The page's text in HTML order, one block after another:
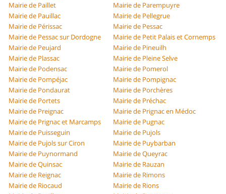
Mairie de Paillet
Mairie de Parempuyre
Mairie de Pauillac
Mairie de Pellegrue
Mairie de Périssac
Mairie de Pessac
Mairie de Pessac sur Dordogne
Mairie de Petit Palais et Cornemps
Mairie de Peujard
Mairie de Pineuilh
Mairie de Plassac
Mairie de Pleine Selve
Mairie de Podensac
Mairie de Pomerol
Mairie de Pompéjac
Mairie de Pompignac
Mairie de Pondaurat
Mairie de Porchères
Mairie de Portets
Mairie de Préchac
Mairie de Preignac
Mairie de Prignac en Médoc
Mairie de Prignac et Marcamps
Mairie de Pugnac
Mairie de Puisseguin
Mairie de Pujols
Mairie de Pujols sur Ciron
Mairie de Puybarban
Mairie de Puynormand
Mairie de Queyrac
Mairie de Quinsac
Mairie de Rauzan
Mairie de Reignac
Mairie de Rimons
Mairie de Riocaud
Mairie de Rions